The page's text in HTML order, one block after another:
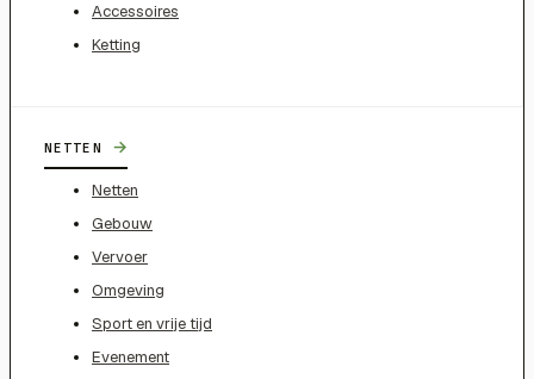
Accessoires
Ketting
NETTEN →
Netten
Gebouw
Vervoer
Omgeving
Sport en vrije tijd
Evenement